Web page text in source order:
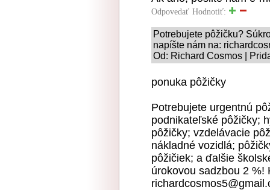
Odpovedať Hodnotiť:
Potrebujete pôžičku?
napíšte nám na:
Od: Richard Cosmos |
ponuka pôžičky
Potrebujete urgentnú
podnikateľské pôžičky;
pôžičky; vzdelávacie
nákladné vozidlá;
pôžičiek; a ďalšie
úrokovou sadzbou 2 %!